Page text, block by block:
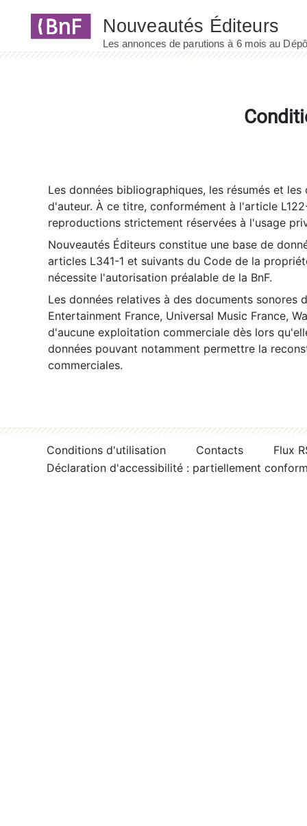
Les données bibliographiques, les résumés et
d'auteur. À ce titre, conformément à l'article
reproductions strictement réservées à l'usage
Nouveautés Éditeurs constitue une base de
articles L341-1 et suivants du Code de la
nécessite l'autorisation préalable de la BnF.
Les données relatives à des documents sonores
Entertainment France, Universal Music France,
d'aucune exploitation commerciale dès lors
données pouvant notamment permettre la
commerciales.
Conditions d'utilisation Contacts
Flux
Déclaration d'accessibilité : partiellement